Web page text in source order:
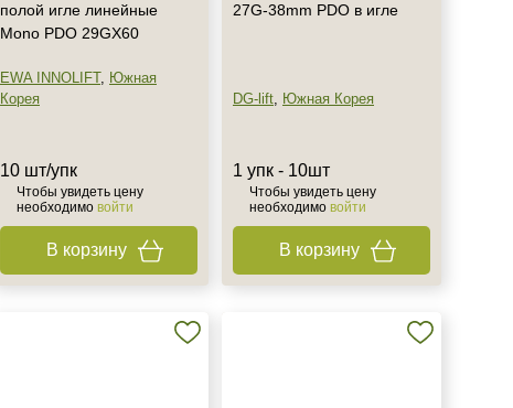
полой игле линейные
Mono PDO 29GX60
EWA INNOLIFT, Южная
Корея
10 шт/упк
Чтобы увидеть цену
необходимо войти
В корзину
27G-38mm PDO в игле
DG-lift, Южная Корея
1 упк - 10шт
Чтобы увидеть цену
необходимо войти
В корзину